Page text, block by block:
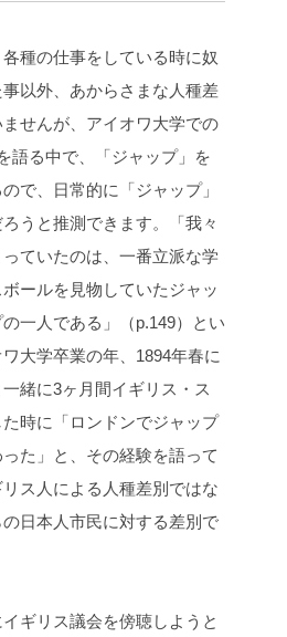
種の仕事をしている時に奴
以外、あからさまな人種差
せんが、アイオワ大学での
語る中で、「ジャップ」を
で、日常的に「ジャップ」
うと推測できます。「我々
ていたのは、一番立派な学
ールを見物していたジャッ
一人である」（p.149）とい
大学卒業の年、1894年春に
緒に3ヶ月間イギリス・ス
時に「ロンドンでジャップ
た」と、その経験を語って
ス人による人種差別ではな
日本人市民に対する差別で
ギリス議会を傍聴しようと